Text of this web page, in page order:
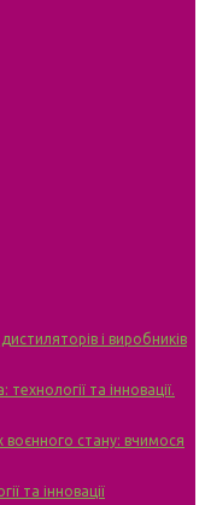
і виробників
та інновації.
воєнного стану: вчимося
та інновації